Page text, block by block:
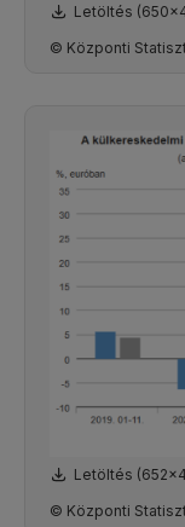
Letöltés
© Központi
Letöltés
© Központi